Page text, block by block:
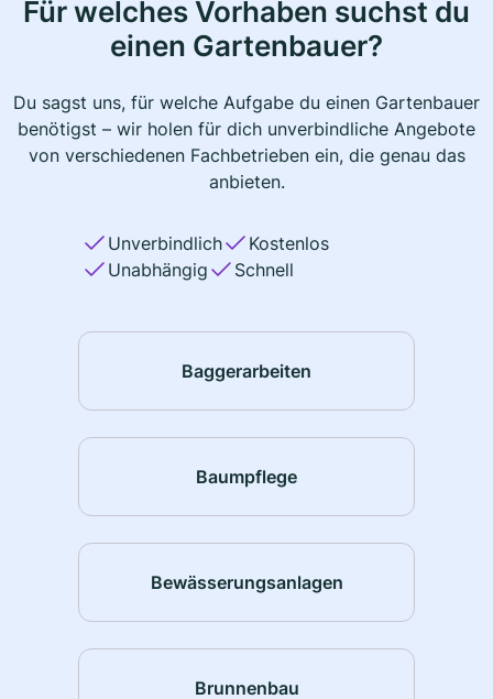
Für welches Vorhaben suchst du
einen Gartenbauer?
Du sagst uns, für welche Aufgabe du einen Gartenbauer
benötigst – wir holen für dich unverbindliche Angebote
von verschiedenen Fachbetrieben ein, die genau das
anbieten.
Unverbindlich
Kostenlos
Unabhängig
Schnell
Baggerarbeiten
Baumpflege
Bewässerungsanlagen
Brunnenbau